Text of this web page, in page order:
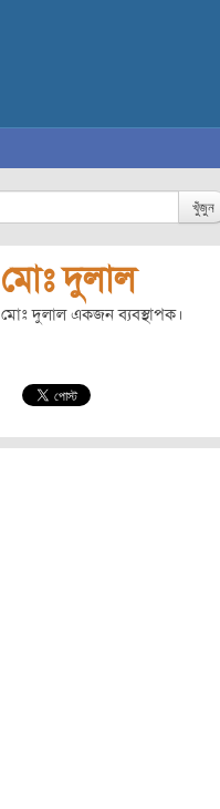
খুঁজুন
মোঃ দুলাল
মোঃ দুলাল একজন ব্যবস্থাপক।